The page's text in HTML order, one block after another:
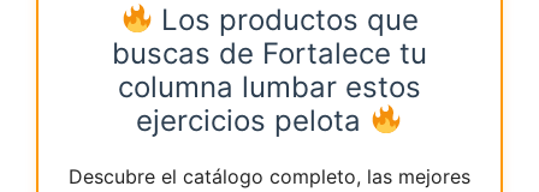
Los productos que
buscas de Fortalece tu
columna lumbar estos
ejercicios pelota
Descubre el catálogo completo, las mejores